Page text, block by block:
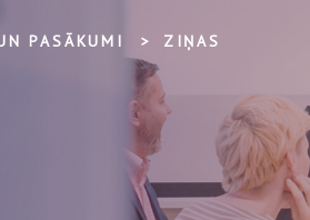
PASĀKUMI ZIŅAS